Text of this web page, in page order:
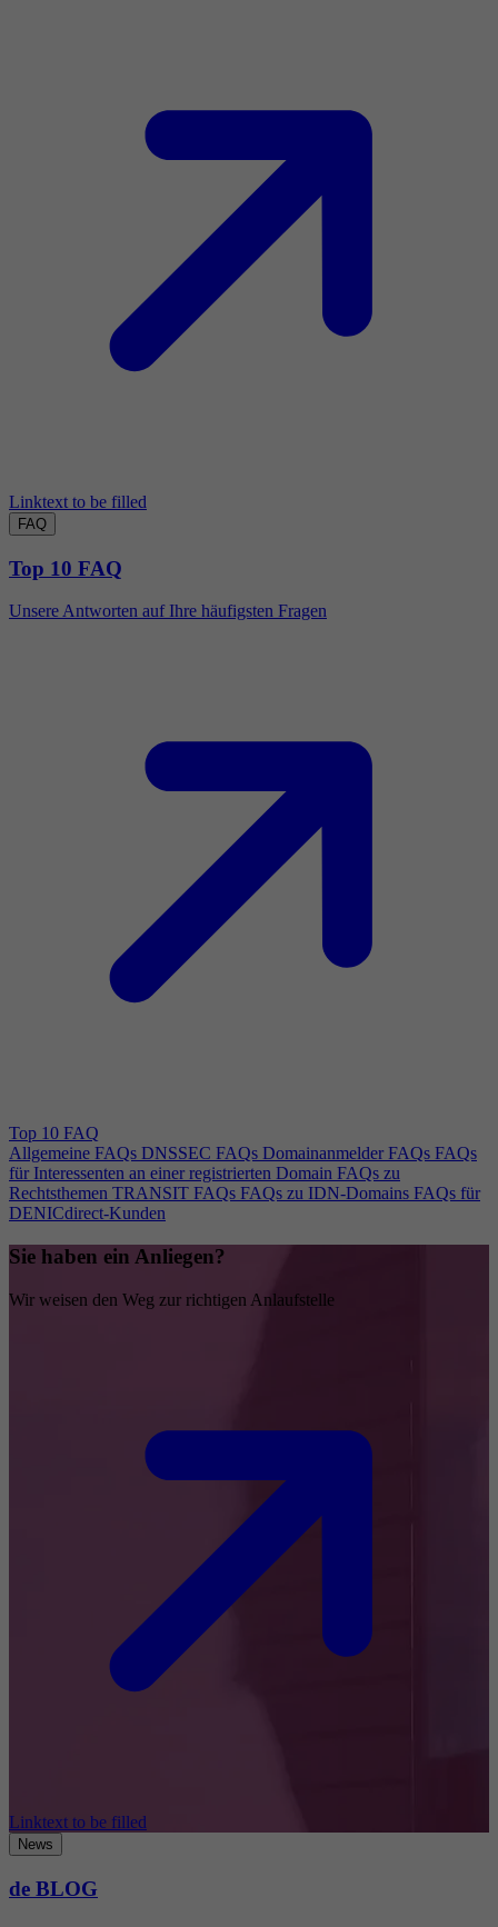
Linktext to be filled
FAQ
Top 10 FAQ
Unsere Antworten auf Ihre häufigsten Fragen
Top 10 FAQ
Allgemeine FAQs DNSSEC FAQs Domainanmelder FAQs FAQs
für Interessenten an einer registrierten Domain FAQs zu
Rechtsthemen TRANSIT FAQs FAQs zu IDN-Domains FAQs für
DENICdirect-Kunden
Sie haben ein Anliegen?
Wir weisen den Weg zur richtigen Anlaufstelle
Linktext to be filled
News
de BLOG